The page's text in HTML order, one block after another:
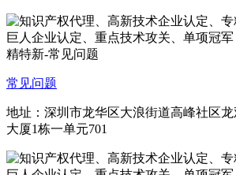
常见问题
地址：深圳市龙华区大浪街道高峰社区
大厦1栋一单元701